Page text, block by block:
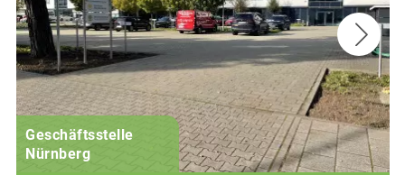
Geschäftsstelle
Nürnberg